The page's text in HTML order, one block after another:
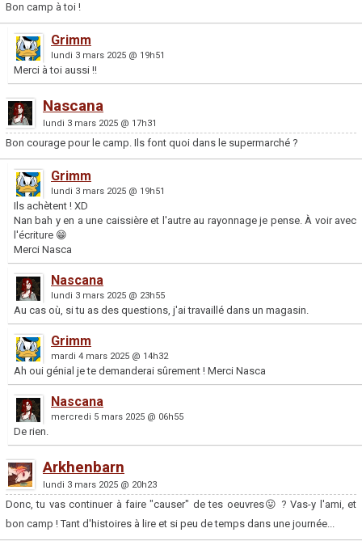
Bon camp à toi !
Grimm
lundi 3 mars 2025 @ 19h51
Merci à toi aussi !!
Nascana
lundi 3 mars 2025 @ 17h31
Bon courage pour le camp. Ils font quoi dans le supermarché ?
Grimm
lundi 3 mars 2025 @ 19h51
Ils achètent ! XD
Nan bah y en a une caissière et l'autre au rayonnage je pense. À voir avec
l'écriture 😁
Merci Nasca
Nascana
lundi 3 mars 2025 @ 23h55
Au cas où, si tu as des questions, j'ai travaillé dans un magasin.
Grimm
mardi 4 mars 2025 @ 14h32
Ah oui génial je te demanderai sûrement ! Merci Nasca
Nascana
mercredi 5 mars 2025 @ 06h55
De rien.
Arkhenbarn
lundi 3 mars 2025 @ 20h23
Donc, tu vas continuer à faire "causer" de tes oeuvres😛 ? Vas-y l'ami, et
bon camp ! Tant d'histoires à lire et si peu de temps dans une journée...